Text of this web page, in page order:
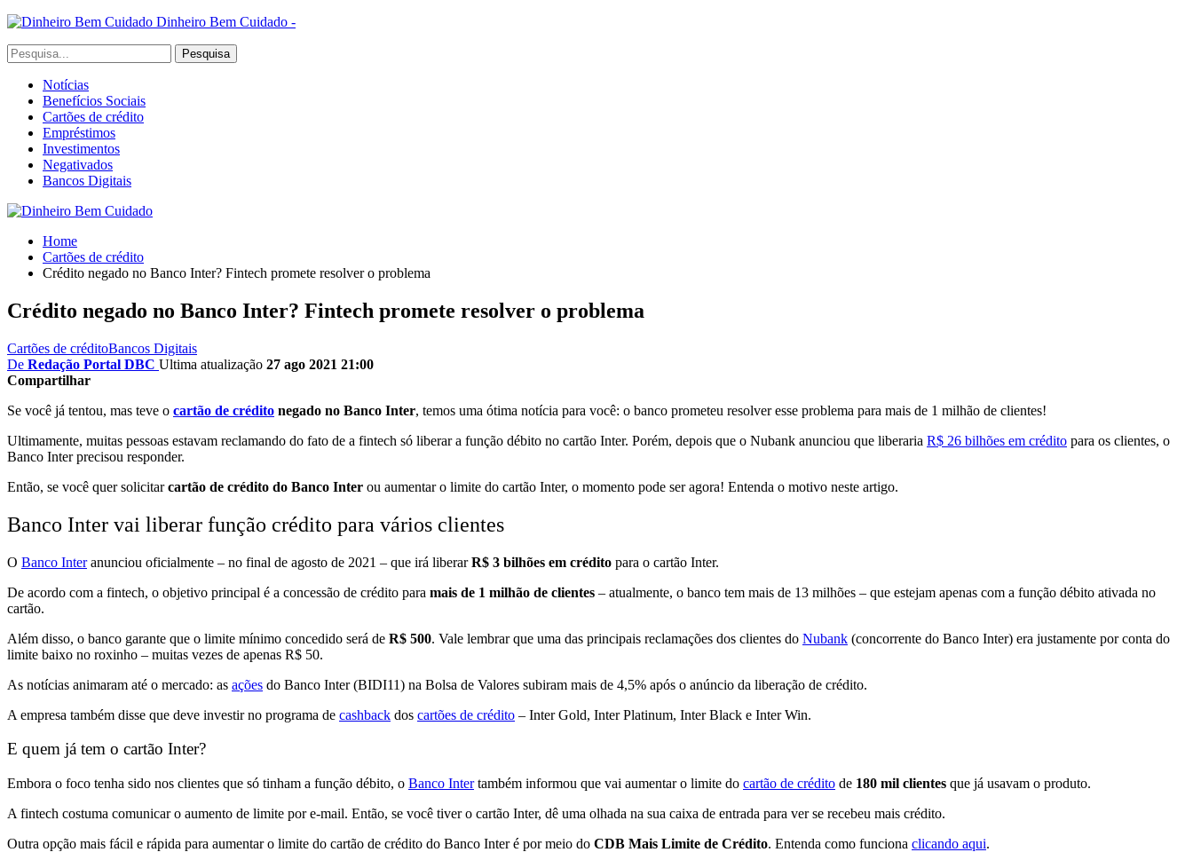
Dinheiro Bem Cuidado -
Notícias
Benefícios Sociais
Cartões de crédito
Empréstimos
Investimentos
Negativados
Bancos Digitais
Home
Cartões de crédito
Crédito negado no Banco Inter? Fintech promete resolver o problema
Crédito negado no Banco Inter? Fintech promete resolver o problema
Cartões de créditoBancos Digitais
De Redação Portal DBC Ultima atualização 27 ago 2021 21:00
Compartilhar
Se você já tentou, mas teve o cartão de crédito negado no Banco Inter, temos uma ótima notícia para você: o banco prometeu resolver esse problema para mais de 1 milhão de clientes!
Ultimamente, muitas pessoas estavam reclamando do fato de a fintech só liberar a função débito no cartão Inter. Porém, depois que o Nubank anunciou que liberaria R$ 26 bilhões em crédito para os clientes, o
Banco Inter precisou responder.
Então, se você quer solicitarcartão de crédito do Banco Inter ou aumentar o limite do cartão Inter, o momento pode ser agora! Entenda o motivo neste artigo.
Banco Inter vai liberar função crédito para vários clientes
O Banco Interanunciou oficialmente – no final de agosto de 2021 – que irá liberarR$ 3 bilhões em crédito para o cartão Inter.
De acordo com a fintech, o objetivo principal é a concessão de crédito para mais de 1 milhão de clientes – atualmente, o banco tem mais de 13 milhões – que estejam apenas com a função débito ativada no
cartão.
Além disso, o banco garante que o limite mínimo concedido será de R$ 500. Vale lembrar que uma das principais reclamações dos clientes do Nubank (concorrente do Banco Inter) era justamente por conta do
limite baixo no roxinho – muitas vezes de apenas R$ 50.
As notícias animaram até o mercado: as ações do Banco Inter (BIDI11) na Bolsa de Valores subiram mais de 4,5% após o anúncio da liberação de crédito.
A empresa também disse que deve investir no programa de cashback dos cartões de crédito – Inter Gold, Inter Platinum, Inter Black e Inter Win.
E quem já tem o cartão Inter?
Embora o foco tenha sido nos clientes que só tinham a função débito, o Banco Intertambém informou que vai aumentar o limite do cartão de crédito de 180 mil clientes que já usavam o produto.
A fintech costuma comunicar o aumento de limite por e-mail. Então, se você tiver o cartão Inter, dê uma olhada na sua caixa de entrada para ver se recebeu mais crédito.
Outra opção mais fácil e rápida para aumentar o limite do cartão de crédito do Banco Inter é por meio do CDB Mais Limite de Crédito. Entenda como funciona clicando aqui.